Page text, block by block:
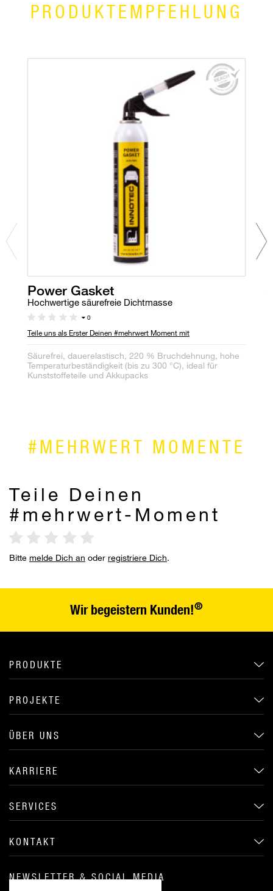
PRODUKTEMPFEHLUNG
Power Gasket
Hochwertige säurefreie Dichtmasse
0
Teile uns als Erster Deinen #mehrwert Moment mit
Säurefrei, dauerelastisch, 220 % Bruchdehnung, hohe
Temperaturbeständigkeit (bis zu 300 °C), ideal für
Kunststoffeteile und Akkupacks
#MEHRWERT MOMENTE
Teile Deinen
#mehrwert-Moment
Bitte melde Dich an oder registriere Dich.
Wir begeistern Kunden!®
PRODUKTE
PROJEKTE
ÜBER UNS
KARRIERE
SERVICES
KONTAKT
NEWSLETTER & SOCIAL MEDIA